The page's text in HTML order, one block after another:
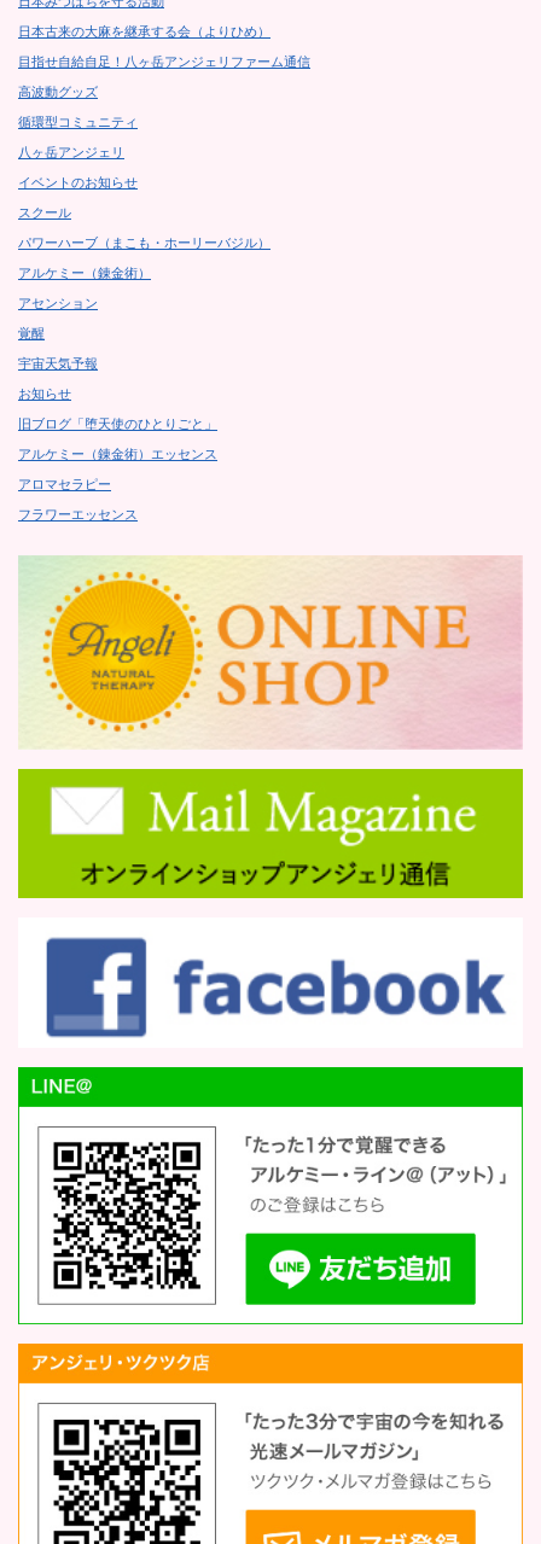
日本古来の大麻を継承する会（よりひめ）
目指せ自給自足！八ヶ岳アンジェリファーム通信
高波動グッズ
循環型コミュニティ
八ヶ岳アンジェリ
イベントのお知らせ
スクール
パワーハーブ（まこも・ホーリーバジル）
アルケミー（錬金術）
アセンション
覚醒
宇宙天気予報
お知らせ
旧ブログ「堕天使のひとりごと」
アルケミー（錬金術）エッセンス
アロマセラピー
フラワーエッセンス